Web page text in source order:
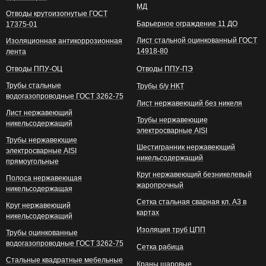
Отводы крутоизогнутые ГОСТ
17375-01
Изоляционная антикоррозионная
лента
МД
Барьерное ограждение 11 ДО
Лист стальной оцинкованный ГОСТ
14918-80
Отводы ППУ-ОЦ
Трубы стальные
водогазопроводные ГОСТ 3262-75
Лист нержавеющий
никельсодержащий
Трубы нержавеющие
электросварные AISI
прямоугольные
Полоса нержавеющая
никельсодержащая
Круг нержавеющий
никельсодержащий
Трубы оцинкованные
водогазопроводные ГОСТ 3262-75
Стальные квадратные мебельные
Отводы ППУ-ПЭ
Трубы б/у НКТ
Лист нержавеющий без никеля
Трубы нержавеющие
электросварные AISI
Шестигранник нержавеющий
никельсодержащий
Круг нержавеющий безникелевый
жаропрочный
Сетка стальная сварная кл. А3 в
картах
Изоляция труб ЦПП
Сетка рабица
Краны шаровые